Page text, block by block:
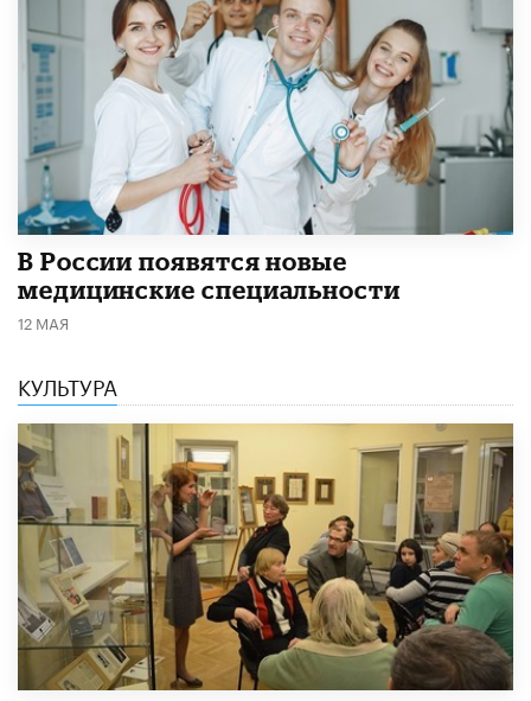
В России появятся новые
медицинские специальности
12 МАЯ
КУЛЬТУРА